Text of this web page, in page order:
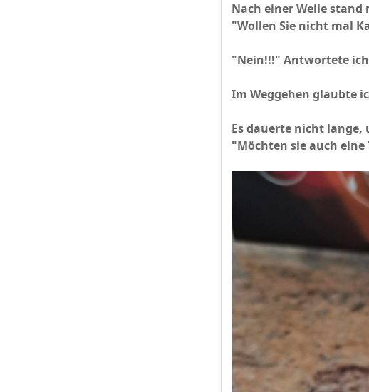
Nach einer Weile stand
"Wollen Sie nicht mal
"Nein!!!" Antwortete
Im Weggehen glaubte
Es dauerte nicht lange,
​​​​"Möchten sie auch eine